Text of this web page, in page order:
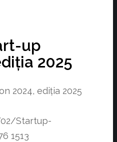
up
2025
2024, ediția 2025
Startup-
1513